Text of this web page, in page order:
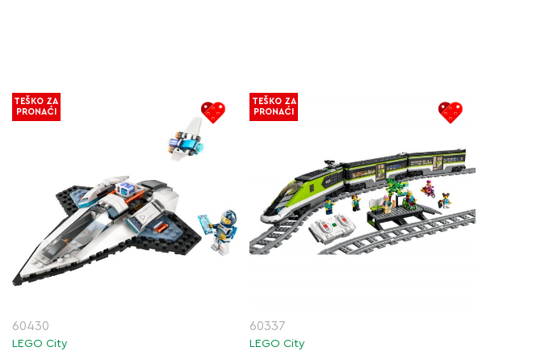
60430
LEGO City
TEŠKO ZA
PRONAĆI
60337
LEGO City
TEŠKO ZA
PRONAĆI